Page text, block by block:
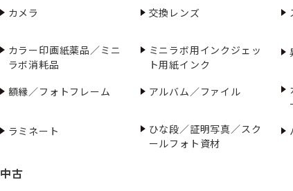
カメラ 交換レンズ
カラー印画紙薬品／ミニ
ラボ消耗品
ミニラボ用インクジェッ
ト用紙インク
額縁／フォトフレーム
アルバム／ファイル
ラミネート
ひな段／証明写真／スク
ールフォト資材
中古